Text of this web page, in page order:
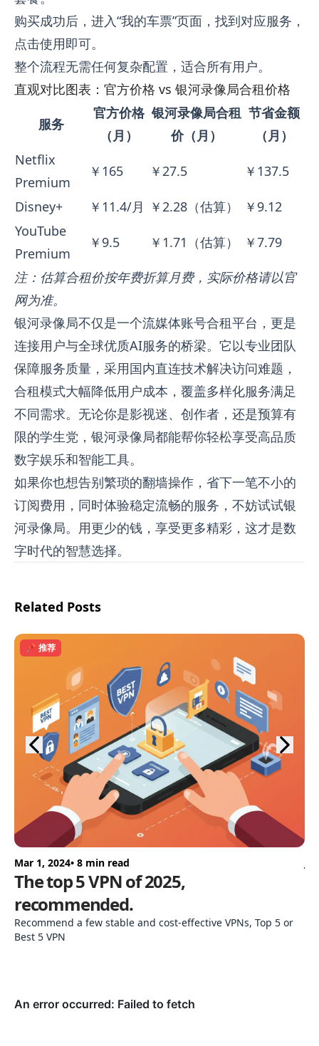
购买成功后，进入“我的车票”页面，找到对应服务，
点击使用即可。
整个流程无需任何复杂配置，适合所有用户。
直观对比图表：官方价格 vs 银河录像局合租价格
服务
官方价格
（月）
银河录像局合租
价（月）
节省金额
（月）
Netflix
Premium
￥165 ￥27.5 ￥137.5
Disney+ ￥11.4/月 ￥2.28（估算）
￥9.12
YouTube
Premium
￥9.5 ￥1.71（估算） ￥7.79
注：估算合租价按年费折算月费，实际价格请以官
网为准。
银河录像局不仅是一个流媒体账号合租平台，更是
连接用户与全球优质AI服务的桥梁。它以专业团队
保障服务质量，采用国内直连技术解决访问难题，
合租模式大幅降低用户成本，覆盖多样化服务满足
不同需求。无论你是影视迷、创作者，还是预算有
限的学生党，银河录像局都能帮你轻松享受高品质
数字娱乐和智能工具。
如果你也想告别繁琐的翻墙操作，省下一笔不小的
订阅费用，同时体验稳定流畅的服务，不妨试试银
河录像局。用更少的钱，享受更多精彩，这才是数
字时代的智慧选择。
Related Posts
📌 推荐
Mar 1, 2024• 8 min read
The top 5 VPN of 2025,
recommended.
Recommend a few stable and cost-effective VPNs, Top 5 or
Best 5 VPN